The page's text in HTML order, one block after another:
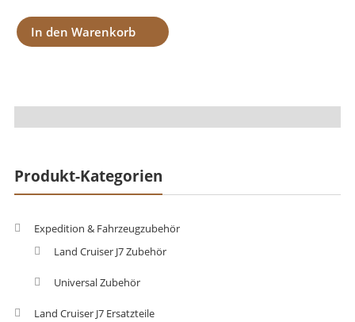
In den Warenkorb
Produkt-Kategorien
Expedition & Fahrzeugzubehör
Land Cruiser J7 Zubehör
Universal Zubehör
Land Cruiser J7 Ersatzteile